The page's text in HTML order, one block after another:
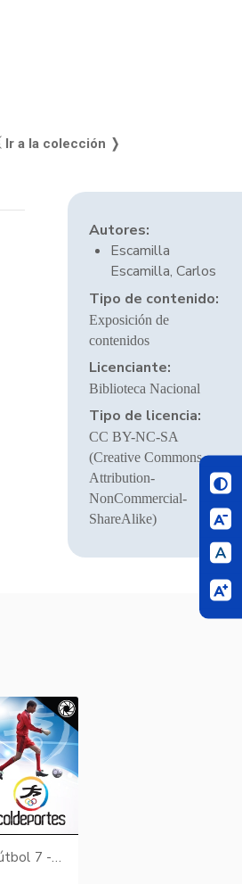
Ir a la colección ❭
Autores:
Escamilla
Escamilla, Carlos
Tipo de contenido:
Exposición de
contenidos
Licenciante:
Biblioteca Nacional
Tipo de licencia:
CC BY-NC-SA
(Creative Commons
Attribution-
NonCommercial-
ShareAlike)
Escuela Virtual de Deportes: Fútbol 7 - fotografías